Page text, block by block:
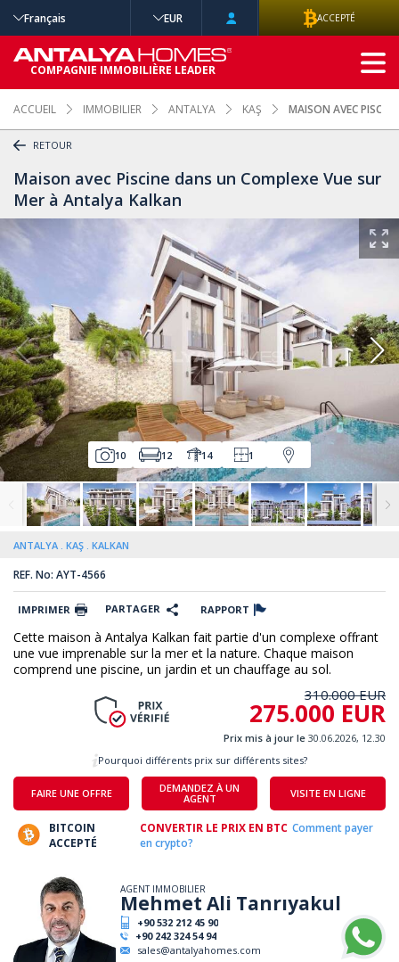
ACCUEIL IMMOBILIER ANTALYA KAŞ MAISON AVEC
RETOUR
Maison avec Piscine dans un Complexe Vue sur
Mer à Antalya Kalkan
10 12 14 1
ANTALYA KAŞ KALKAN
REF. No: AYT-4566
IMPRIMER PARTAGER RAPPORT
Cette maison à Antalya Kalkan fait partie d'un complexe offrant
une vue imprenable sur la mer et la nature. Chaque maison
comprend une piscine, un jardin et un chauffage au sol.
310.000 EUR
275.000 EUR
Prix mis à jour le 30.06.2026, 12.30
FAIRE UNE OFFRE
DEMANDEZ À UN
AGENT
VISITE EN LIGNE
Pourquoi différents prix sur différents sites?
BITCOIN
ACCEPTÉ
CONVERTIR LE PRIX EN BTC Comment payer
en crypto?
AGENT IMMOBILIER
Mehmet Ali Tanrıyakul
+90 532 212 45 90
+90 242 324 54 94
sales@antalyahomes.com
Français EUR ACCEPTÉ
COMPAGNIE IMMOBILIÈRE LEADER
RECHERCHE
AVANCÉE